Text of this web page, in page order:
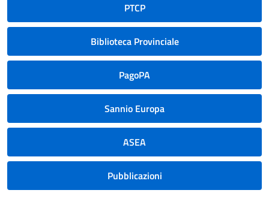
PTCP
Biblioteca Provinciale
PagoPA
Sannio Europa
ASEA
Pubblicazioni